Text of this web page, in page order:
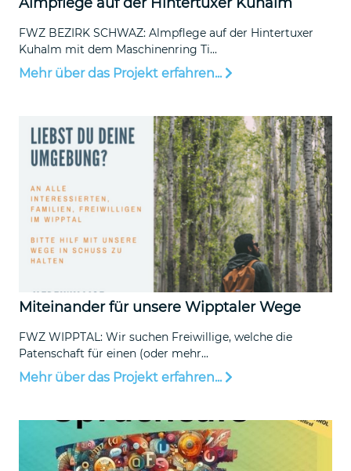
FWZ BEZIRK SCHWAZ: Almpflege auf der Hintertuxer
Kuhalm mit dem Maschinenring Ti...
Mehr über das Projekt erfahren...
Miteinander für unsere Wipptaler Wege
FWZ WIPPTAL: Wir suchen Freiwillige, welche die
Patenschaft für einen (oder mehr...
Mehr über das Projekt erfahren...